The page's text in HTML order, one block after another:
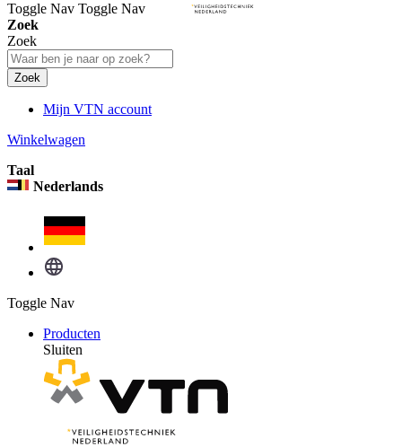
Toggle Nav Toggle Nav
Zoek
Zoek
Zoek
Mijn VTN account
Winkelwagen
Taal
Nederlands
Toggle Nav
Producten
Sluiten